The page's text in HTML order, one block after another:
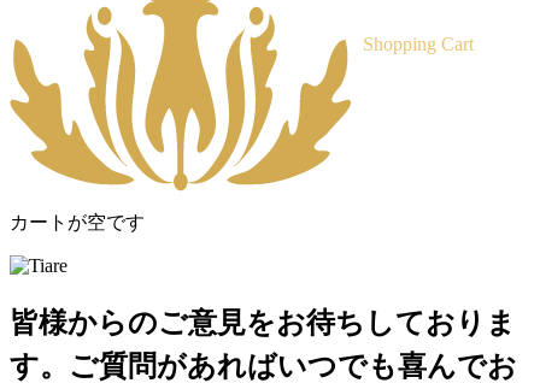
Shopping Cart
カートが空です
皆様からのご意見をお待ちしておりま
す。ご質問があればいつでも喜んでお